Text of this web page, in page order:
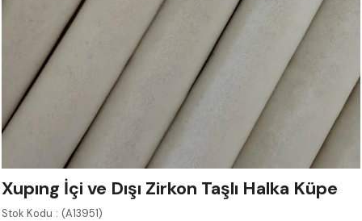
Xupıng İçi ve Dışı Zirkon Taşlı Halka Küpe
Stok Kodu
(A13951)